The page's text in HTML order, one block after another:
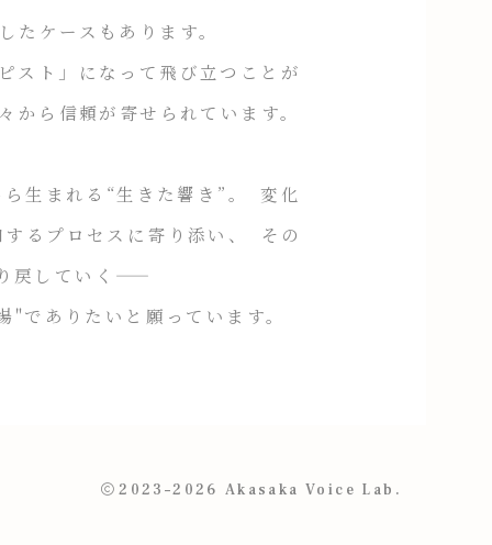
ケースもあります。
ト」になって飛び立つことが
ら信頼が寄せられています。
生まれる“生きた響き”。 変化
るプロセスに寄り添い、 その
戻していく――
ありたいと願っています。
2023–2026 Akasaka Voice Lab.